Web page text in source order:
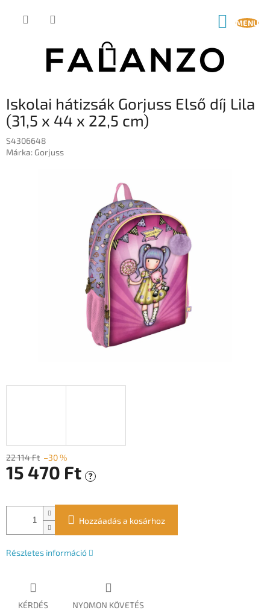
KOSÁR
Iskolai hátizsák Gorjuss Első díj Lila
(31,5 x 44 x 22,5 cm)
S4306648
Márka: Gorjuss
22 114 Ft –30 %
15 470 Ft ?
Hozzáadás a kosárhoz
Részletes információ
KÉRDÉS NYOMON KÖVETÉS